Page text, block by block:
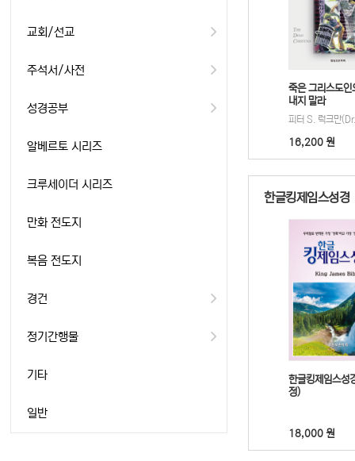
죽은 그리스도인
내지 말라
16,200 원
한글킹제임스성경
한글킹제임스성
정)
18,000 원
교회/선교
주석서/사전
성경공부
알베르토 시리즈
크루세이더 시리즈
만화 전도지
복음 전도지
경건
정기간행물
기타
일반